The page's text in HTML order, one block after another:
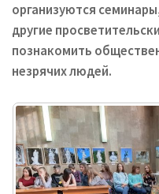
организуются
другие
познакомить
незрячих людей.